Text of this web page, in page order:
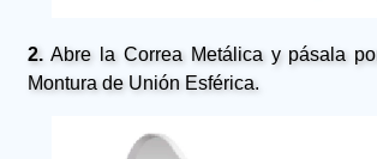
2. Abre la Correa Metálica y pásala
Montura de Unión Esférica.